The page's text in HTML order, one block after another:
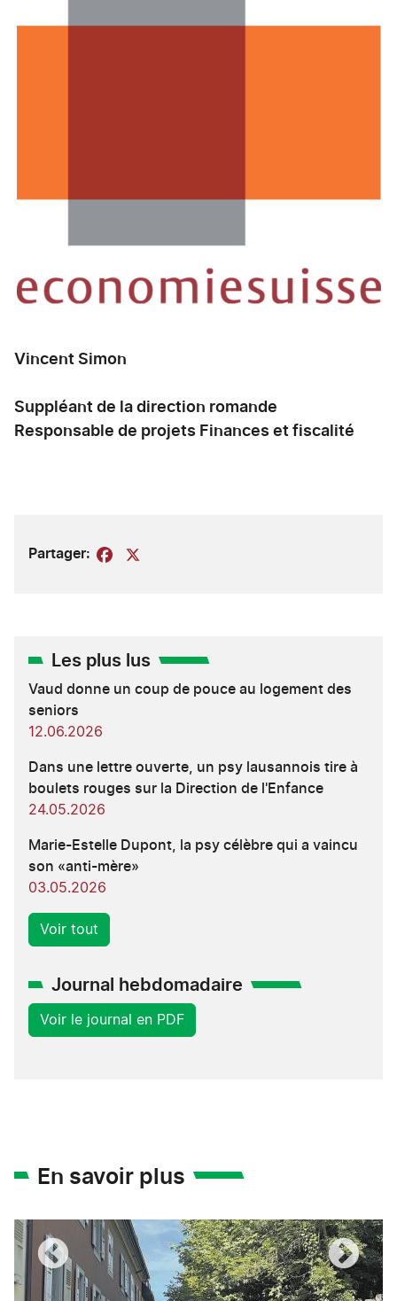
Vincent Simon
Suppléant de la direction romande
Responsable de projets Finances et fiscalité
Partager: Facebook
Les plus lus
Vaud donne un coup de pouce au logement des
seniors
12.06.2026
Dans une lettre ouverte, un psy lausannois tire à
boulets rouges sur la Direction de l'Enfance
24.05.2026
Marie-Estelle Dupont, la psy célèbre qui a vaincu
son «anti-mère»
03.05.2026
Voir tout
Journal hebdomadaire
Voir le journal en PDF
En savoir plus